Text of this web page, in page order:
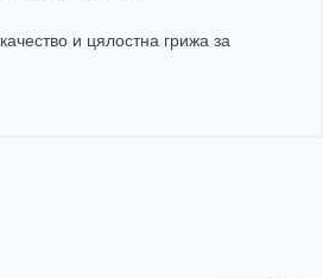
и цялостна грижа за